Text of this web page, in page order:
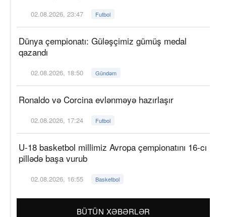
02.08.2026, 23:47 Futbol
Dünya çempionatı: Güləşçimiz gümüş medal
qazandı
02.08.2026, 18:50 Gündəm
Ronaldo və Corcina evlənməyə hazırlaşır
02.08.2026, 17:24 Futbol
U-18 basketbol millimiz Avropa çempionatını 16-cı
pillədə başa vurub
02.08.2026, 16:55 Basketbol
BÜTÜN XƏBƏRLƏR